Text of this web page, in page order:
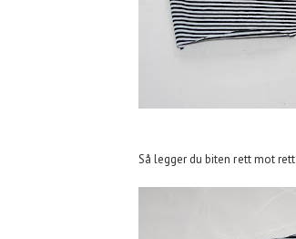
Så legger du biten rett mot